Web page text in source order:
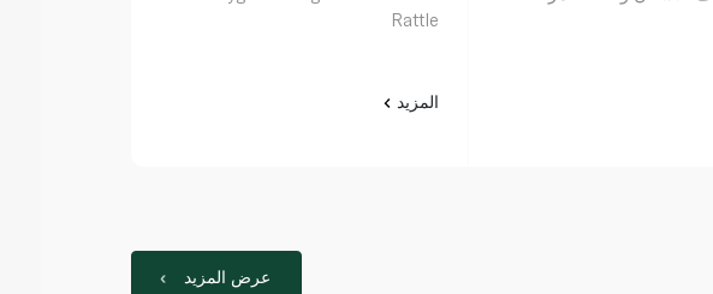
Rattle
المزيد
عرض المزيد